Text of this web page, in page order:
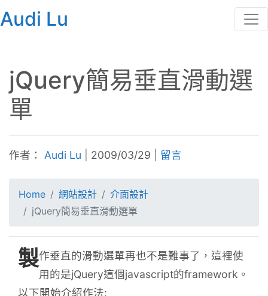
Audi Lu
jQuery簡易垂直滑動選
單
作者： Audi Lu 2009/03/29 留言
Home 網站設計
介面設計
jQuery簡易垂直滑動選單
製作垂直的滑動選單再也不是難事了，這裡使
用的是jQuery這個javascript的framework。
以下開始介紹作法: